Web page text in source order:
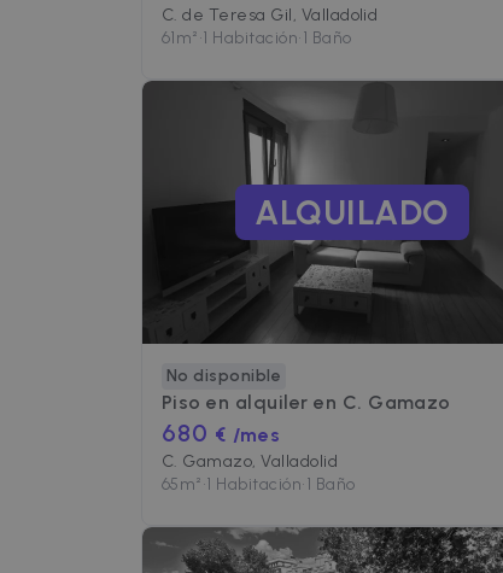
C. de Teresa Gil, Valladolid
61m²•1 Habitación•1 Baño
ALQUILADO
No disponible
Piso en alquiler en C. Gamazo
680 € /mes
C. Gamazo, Valladolid
65m²•1 Habitación•1 Baño